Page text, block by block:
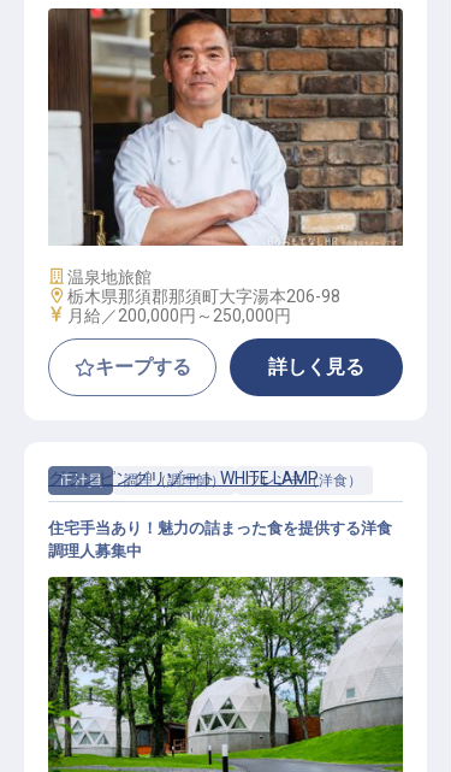
那須の温泉旅館の調理スタッフ
施設業態
温泉地旅館
勤務地
栃木県那須郡那須町大字湯本206-98
給与
月給／200,000円～ 250,000円
キープする 詳しく見る
正社員 調理（調理師） フレンチ（洋食）
フレンチ（洋食） / 正社員
グランピングリゾート WHITE LAMP
住宅手当あり！魅力の詰まった食を提供する洋食
調理人募集中